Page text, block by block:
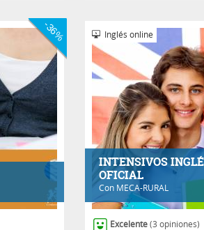
-36%
INTENSIVOS
OFICIAL
Con MECA-RURAL
Inglés online
Excelente (3 opiniones)